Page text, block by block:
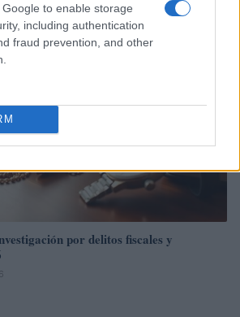
to enable storage
including authentication
fraud prevention, and other
por delitos fiscales y